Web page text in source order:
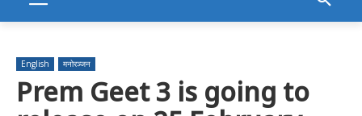
English मनोरञ्जन
Prem Geet 3 is going to